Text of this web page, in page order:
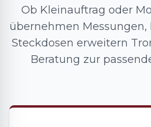
Ob Kleinauftrag oder
übernehmen Messungen,
Steckdosen erweitern
Beratung zur